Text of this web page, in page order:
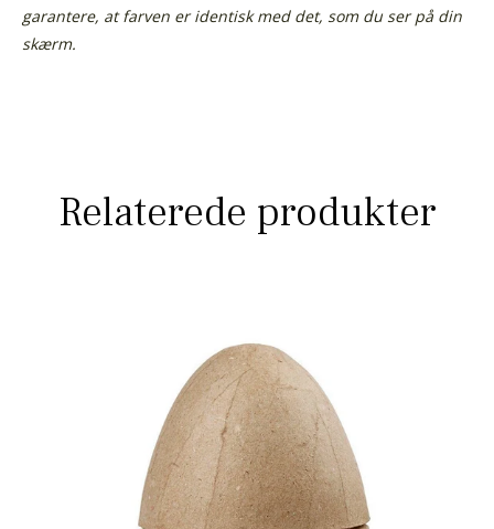
garantere, at farven er identisk med det, som du ser på din
skærm.
Relaterede produkter